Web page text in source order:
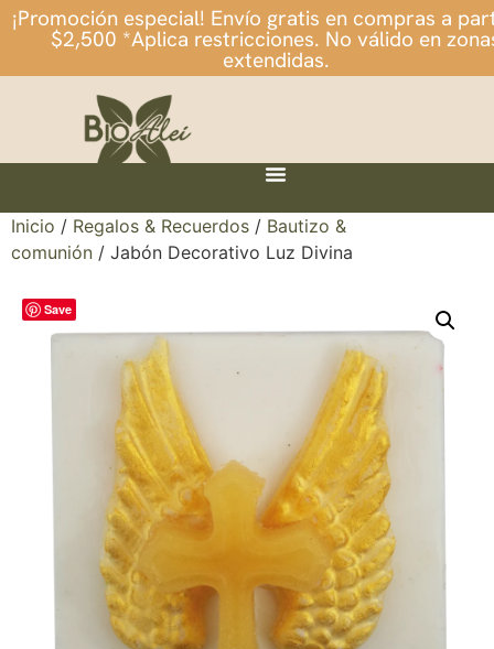
¡Promoción especial! Envío gratis en compras a
$2,500 *Aplica restricciones. No válido en
extendidas.
Inicio / Regalos & Recuerdos / Bautizo &
comunión / Jabón Decorativo Luz Divina
Save